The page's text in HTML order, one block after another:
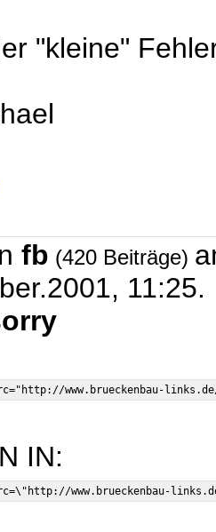
"kleine"
fb (420 Beiträge)
11:25.
IN: